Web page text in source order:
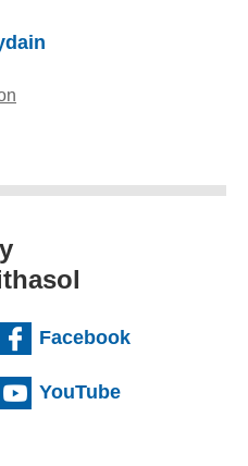
websiteCY)
Facebook(external
YouTube(external